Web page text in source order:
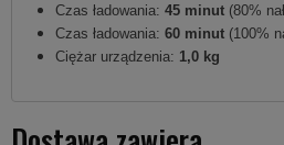
Czas ładowania: 45 minut (80%
Czas ładowania: 60 minut (100%
Ciężar urządzenia: 1,0 kg